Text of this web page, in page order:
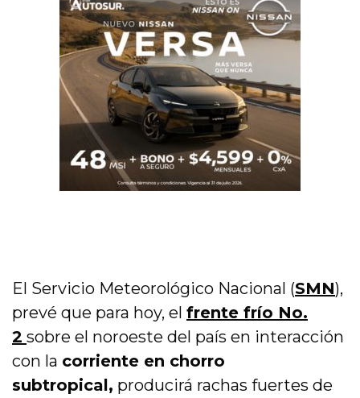
El Servicio Meteorológico Nacional (SMN),
prevé que para hoy, el frente frío No.
2 sobre el noroeste del país en interacción
con la corriente en chorro
subtropical, producirá rachas fuertes de